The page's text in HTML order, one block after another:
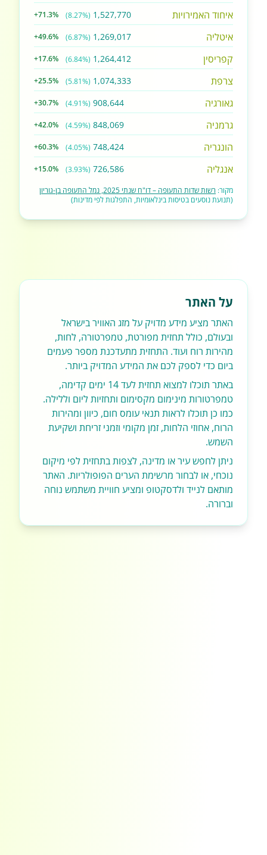
איחוד האמירויות 1,527,770
(8.27%)
+71.3%
איטליה 1,269,017
(6.87%)
+49.6%
קפריסין 1,264,412
(6.84%)
+17.6%
צרפת 1,074,333
(5.81%)
+25.5%
גאורגיה 908,644
(4.91%)
+30.7%
גרמניה 848,069
(4.59%)
+42.0%
הונגריה 748,424
(4.05%)
+60.3%
אנגליה 726,586
(3.93%)
+15.0%
מקור: רשות שדות התעופה – דו"ח שנתי 2025, נמל התעופה בן-גוריון
(תנועת נוסעים בטיסות בינלאומיות, התפלגות לפי מדינות)
על האתר
האתר מציע מידע מדויק על מזג האוויר בישראל
ובעולם, כולל תחזית מפורטת, טמפרטורה, לחות,
מהירות רוח ועוד. התחזית מתעדכנת מספר פעמים
ביום כדי לספק לכם את המידע המדויק ביותר.
באתר תוכלו למצוא תחזית לעד 14 ימים קדימה,
טמפרטורות מינימום מקסימום ותחזיות ליום וללילה.
כמו כן תוכלו לראות תנאי עומס חום, כיוון ומהירות
הרוח, אחוזי הלחות, זמן מקומי וזמני זריחת ושקיעת
השמש.
ניתן לחפש עיר או מדינה, לצפות בתחזית לפי מיקום
נוכחי, או לבחור מרשימת הערים הפופולריות. האתר
מותאם לנייד ולדסקטופ ומציע חוויית משתמש נוחה
וברורה.